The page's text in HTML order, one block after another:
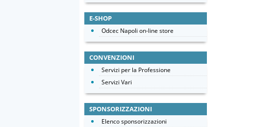
E-SHOP
Odcec Napoli on-line store
CONVENZIONI
Servizi per la Professione
Servizi Vari
SPONSORIZZAZIONI
Elenco sponsorizzazioni